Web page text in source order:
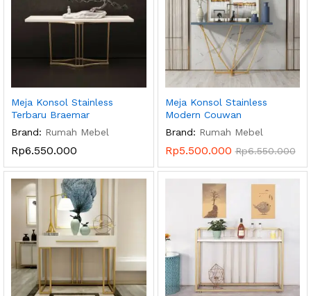
Meja Konsol Stainless
Terbaru Braemar
Brand: Rumah Mebel
Rp6.550.000
Meja Konsol Stainless
Modern Couwan
Brand: Rumah Mebel
Rp5.500.000 Rp6.550.000